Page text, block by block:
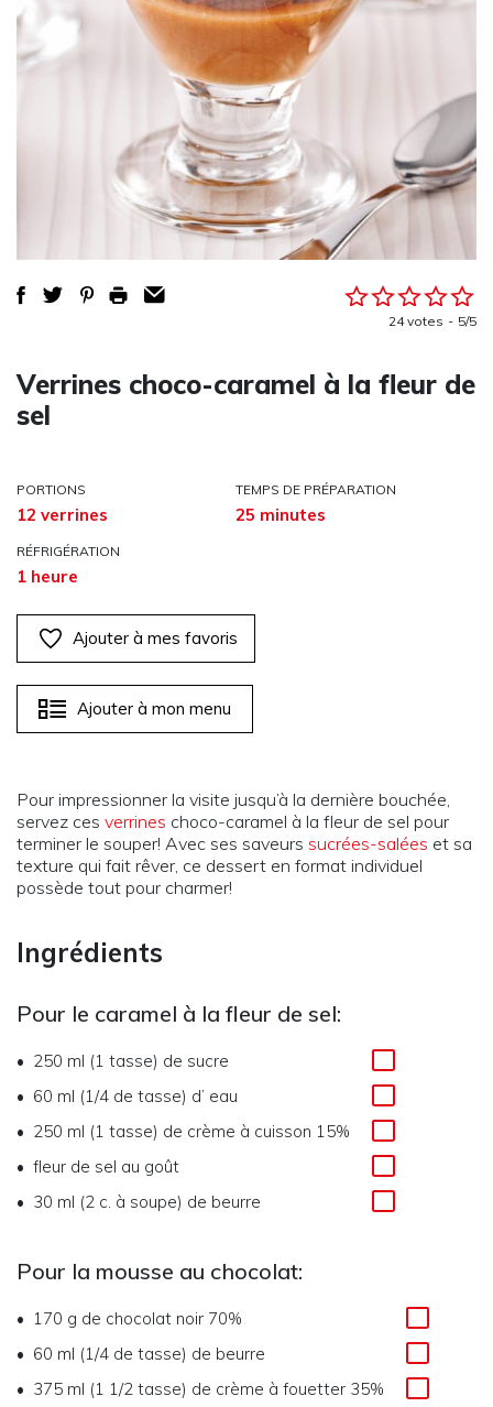
24 votes 5/5
Verrines choco-caramel à la fleur de
sel
PORTIONS
12 verrines
TEMPS DE PRÉPARATION
25 minutes
RÉFRIGÉRATION
1 heure
Ajouter à mes favoris
Ajouter à mon menu
Pour impressionner la visite jusqu’à la dernière bouchée,
servez ces verrines choco-caramel à la fleur de sel pour
terminer le souper! Avec ses saveurs sucrées-salées et sa
texture qui fait rêver, ce dessert en format individuel
possède tout pour charmer!
Ingrédients
Pour le caramel à la fleur de sel:
250 ml (1 tasse) de sucre
60 ml (1/4 de tasse) d’ eau
250 ml (1 tasse) de crème à cuisson 15%
fleur de sel au goût
30 ml (2 c. à soupe) de beurre
Pour la mousse au chocolat:
170 g de chocolat noir 70%
60 ml (1/4 de tasse) de beurre
375 ml (1 1/2 tasse) de crème à fouetter 35%